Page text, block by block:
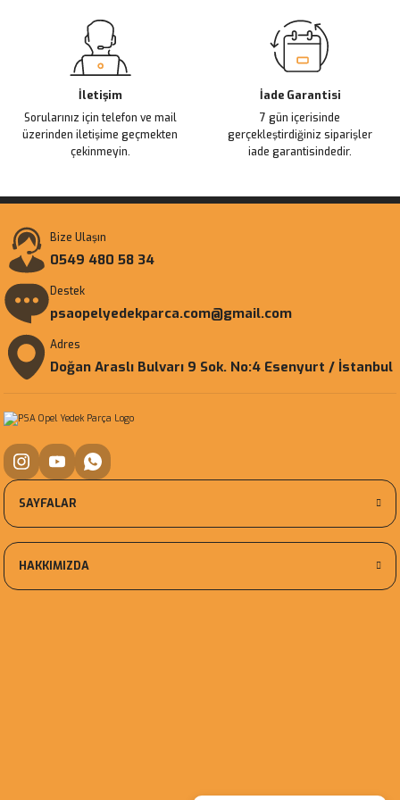
İletişim
Sorularınız için telefon ve mail
üzerinden iletişime geçmekten
çekinmeyin.
İade Garantisi
7 gün içerisinde
gerçekleştirdiğiniz siparişler
iade garantisindedir.
Bize Ulaşın
0549 480 58 34
Destek
psaopelyedekparca.com@gmail.com
Adres
Doğan Araslı Bulvarı 9 Sok. No:4 Esenyurt / İstanbul
SAYFALAR
HAKKIMIZDA